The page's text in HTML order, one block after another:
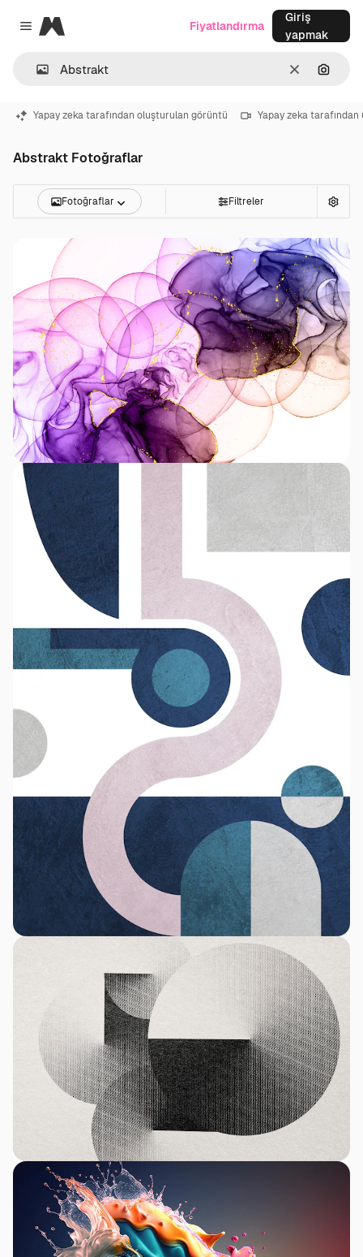
Close menu
Magnific
Temizlemek
Fiyatlandırma
Giriş
yapmak
Yapay zeka tarafından oluşturulan görüntü Yapay zeka
Abstrakt Fotoğraflar
Fotoğraflar Filtreler